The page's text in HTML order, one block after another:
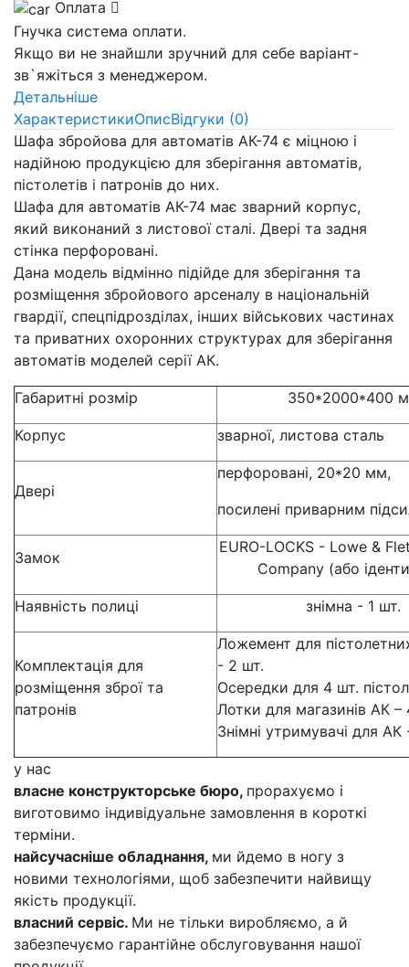
Оплата
Гнучка система оплати.
Якщо ви не знайшли зручний для себе варіант-
зв`яжіться з менеджером.
Детальніше
ХарактеристикиОписВідгуки (0)
Шафа збройова для автоматів АК-74 є міцною і
надійною продукцією для зберігання автоматів,
пістолетів і патронів до них.
Шафа для автоматів АК-74 має зварний корпус,
який виконаний з листової сталі. Двері та задня
стінка перфоровані.
Дана модель відмінно підійде для зберігання та
розміщення збройового арсеналу в національній
гвардії, спецпідрозділах, інших військових частинах
та приватних охоронних структурах для зберігання
автоматів моделей серії АК.
Габаритні розмір 350*2000*400
Корпус зварної, листова сталь
Двері
перфоровані, 20*20 мм,
посилені приварним
Замок
EURO-LOCKS - Lowe &
Company (або
Наявність полиці знімна - 1 шт.
Комплектація для
розміщення зброї та
патронів
Ложемент для
- 2 шт.
Осередки для 4 шт.
Лотки для магазинів АК –
Знімні утримувачі для
у нас
власне конструкторське бюро, прорахуємо і
виготовимо індивідуальне замовлення в короткі
терміни.
найсучасніше обладнання, ми йдемо в ногу з
новими технологіями, щоб забезпечити найвищу
якість продукції.
власний сервіс. Ми не тільки виробляємо, а й
забезпечуємо гарантійне обслуговування нашої